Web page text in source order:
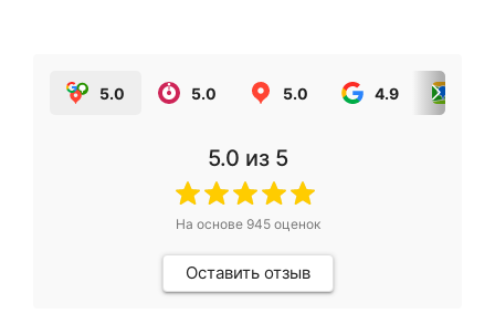
5.0 5.0 5.0 4.9
5.0 из 5
На основе 945оценок
Оставить отзыв